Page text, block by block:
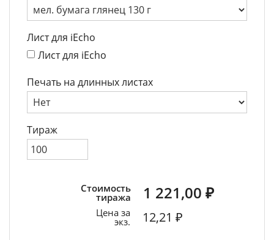
Лист для iEcho
Лист для iEcho
Печать на длинных листах
Тираж
Стоимость
тиража 1 221,00 ₽
Цена за
экз. 12,21 ₽